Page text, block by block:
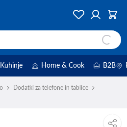
Kuhinje Home & Cook B2B
Dodatki za telefone in tablice